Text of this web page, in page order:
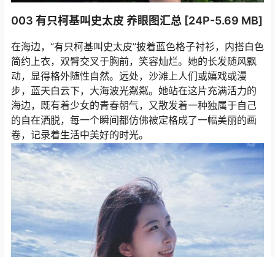
003 有只柯基叫史太皮 养眼图汇总 [24P-5.69 MB]
在海边，“有只柯基叫史太皮”披着蓝色格子衬衫，内搭白色
简约上衣，双臂交叉于胸前，笑容灿烂。她的长发随风飘
动，显得格外随性自然。远处，沙滩上人们或嬉戏或漫
步，蓝天白云下，大海波光粼粼。她站在这片充满活力的
海边，既有着少女的青春朝气，又散发着一种独属于自己
的自在洒脱，每一个瞬间都仿佛被定格成了一幅美丽的画
卷，记录着生活中美好的时光。